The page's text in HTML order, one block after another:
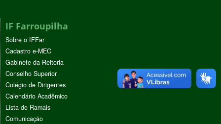
IF Farroupilha
Sobre o IFFar
Cadastro e-MEC
Gabinete da Reitoria
Conselho Superior
Colégio de Dirigentes
Calendário Acadêmico
Lista de Ramais
Comunicação